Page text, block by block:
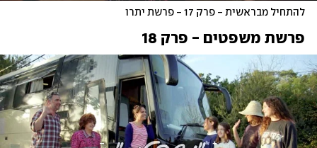
להתחיל מבראשית - פרק 17 - פרשת יתרו
פרשת משפטים - פרק 18